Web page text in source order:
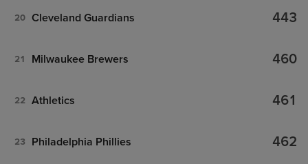
20 Cleveland Guardians 443
21 Milwaukee Brewers 460
22 Athletics 461
23 Philadelphia Phillies 462